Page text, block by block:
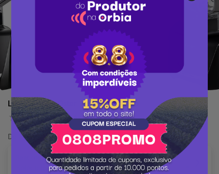
Liquidificador Oster 1400W Full Preto
0 Avaliação
De 8.742 pontospor -7%
Selecione o(a) Voltagem